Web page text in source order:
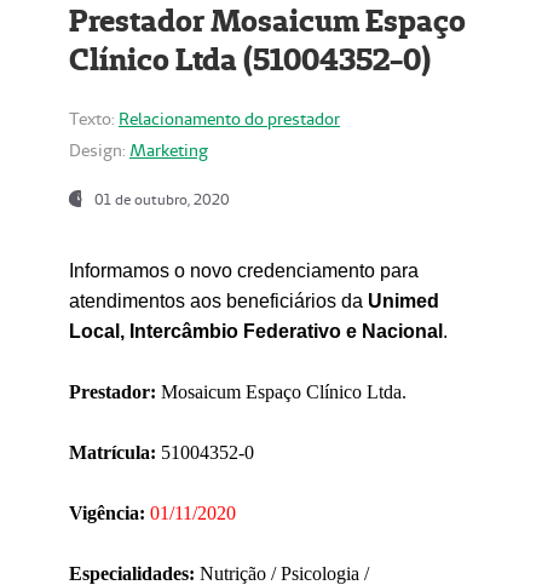
Prestador Mosaicum Espaço
Clínico Ltda (51004352-0)
Texto: Relacionamento do prestador
Design: Marketing
01 de outubro, 2020
Informamos o novo credenciamento para
atendimentos aos beneficiários da Unimed
Local, Intercâmbio Federativo e Nacional .
Prestador: Mosaicum Espaço Clínico Ltda.
Matrícula: 51004352-0
Vigência: 01/11/2020
Especialidades: Nutrição / Psicologia /